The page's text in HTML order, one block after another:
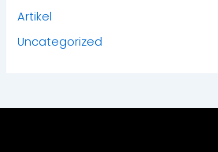
Artikel
Uncategorized